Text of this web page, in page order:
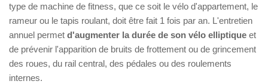
type de machine de fitness, que ce soit le vélo d'appartement, le
rameur ou le tapis roulant, doit être fait 1 fois par an. L'entretien
annuel permet d'augmenter la durée de son vélo elliptique et
de prévenir l'apparition de bruits de frottement ou de grincement
des roues, du rail central, des pédales ou des roulements
internes.